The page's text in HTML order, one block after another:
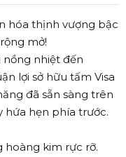
hóa thịnh vượng bậc
mở!
nồng nhiệt đến
lợi sở hữu tấm Visa
đã sẵn sàng trên
hứa hẹn phía trước.
hoàng kim rực rỡ.